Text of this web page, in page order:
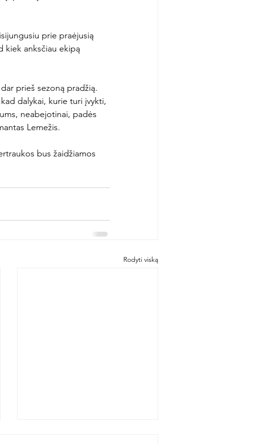
prie praėjusią
kiek anksčiau ekipą
prieš sezoną pradžią.
dalykai, kurie turi įvykti,
neabejotinai, padės
Lemežis.
bus žaidžiamos
Rodyti viską